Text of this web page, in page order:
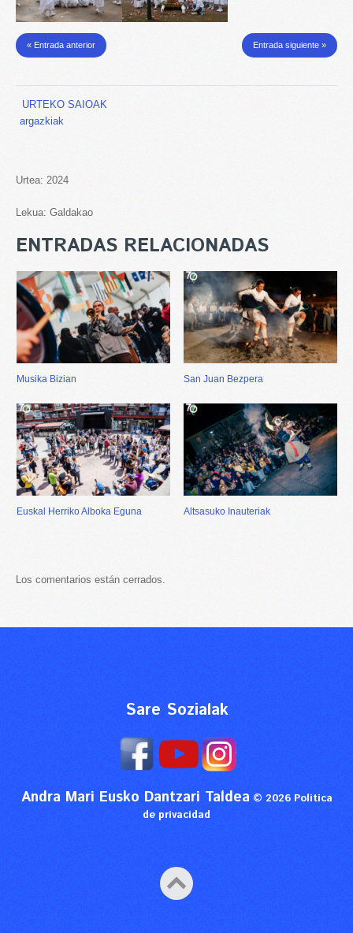
« Entrada anterior Entrada siguiente »
URTEKO SAIOAK
argazkiak
Urtea: 2024
Lekua: Galdakao
ENTRADAS RELACIONADAS
Musika Bizian San Juan Bezpera
Euskal Herriko Alboka Eguna Altsasuko Inauteriak
Los comentarios están cerrados.
Sare Sozialak
Andra Mari Eusko Dantzari Taldea © 2026 Política
de privacidad